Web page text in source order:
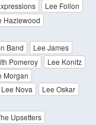
Lee Follon
Hazlewood
Band
Lee James
Pomeroy
Lee Konitz
Morgan
Lee Nova
Lee Oskar
Upsetters